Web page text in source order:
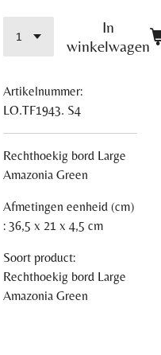
In
winkelwagen
Artikelnummer:
LO.TF1943. S4
Rechthoekig bord Large
Amazonia Green
Afmetingen eenheid (cm)
: 36,5 x 21 x 4,5 cm
Soort product:
Rechthoekig bord Large
Amazonia Green